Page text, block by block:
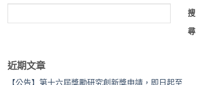
搜
尋
近期文章